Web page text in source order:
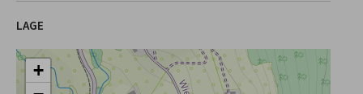
LAGE
+